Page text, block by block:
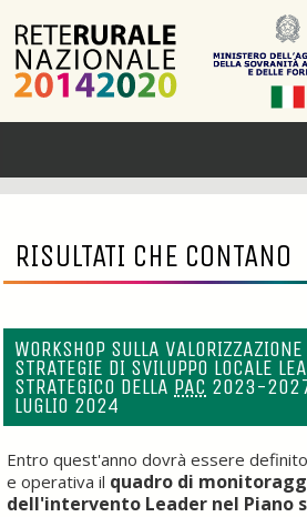
RISULTATI CHE CONTANO
WORKSHOP SULLA
STRATEGIE DI SVILUPPO LOCALE
STRATEGICO DELLA PAC 2023-
LUGLIO 2024
Entro quest'anno dovrà essere
e operativa il quadro di
dell'intervento Leader nel Piano